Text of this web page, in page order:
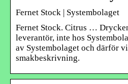
Fernet Stock | Systembolaget
Fernet Stock. Citrus …
leverantör, inte hos
av Systembolaget och därför
smakbeskrivning.